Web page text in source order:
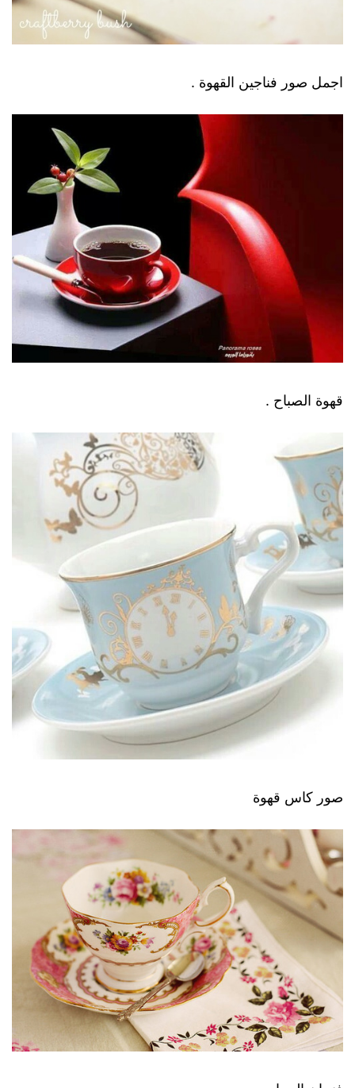
اجمل صور فناجين القهوة .
قهوة الصباح .
صور كاس قهوة